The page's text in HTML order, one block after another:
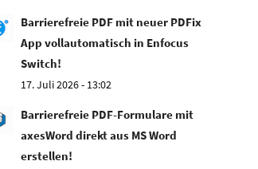
Barrierefreie PDF mit neuer PDFix
App vollautomatisch in Enfocus
Switch!
17. Juli 2026 - 13:02
Barrierefreie PDF-Formulare mit
axesWord direkt aus MS Word
erstellen!